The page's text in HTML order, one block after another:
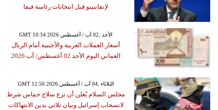
لإنفانتينو قبل انتخابات رئاسة فيفا
GMT 10:34 2026 الأحد ,02 آب / أغسطس
أسعار العملات العربية والأجنبية أمام الريال
العماني اليوم الأحد 02 أغسطس/ آب 2026
GMT 12:50 2026 الثلاثاء ,04 آب / أغسطس
مجلس السلام يُعلن أن نزع سلاح حماس شرط
لانسحاب إسرائيل وبيان ثلاثي يدين الانتهاكات